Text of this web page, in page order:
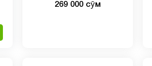
269 000 сӯм